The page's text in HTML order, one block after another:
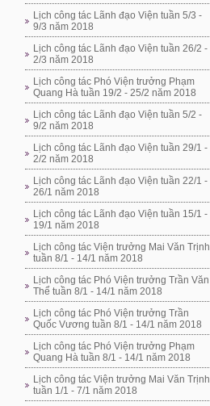
Lịch công tác Lãnh đạo Viện tuần 5/3 -
9/3 năm 2018
Lịch công tác Lãnh đạo Viện tuần 26/2 -
2/3 năm 2018
Lịch công tác Phó Viện trưởng Phạm
Quang Hà tuần 19/2 - 25/2 năm 2018
Lịch công tác Lãnh đạo Viện tuần 5/2 -
9/2 năm 2018
Lịch công tác Lãnh đạo Viện tuần 29/1 -
2/2 năm 2018
Lịch công tác Lãnh đạo Viện tuần 22/1 -
26/1 năm 2018
Lịch công tác Lãnh đạo Viện tuần 15/1 -
19/1 năm 2018
Lịch công tác Viện trưởng Mai Văn Trịnh
tuần 8/1 - 14/1 năm 2018
Lịch công tác Phó Viện trưởng Trần Văn
Thể tuần 8/1 - 14/1 năm 2018
Lịch công tác Phó Viện trưởng Trần
Quốc Vương tuần 8/1 - 14/1 năm 2018
Lịch công tác Phó Viện trưởng Phạm
Quang Hà tuần 8/1 - 14/1 năm 2018
Lịch công tác Viện trưởng Mai Văn Trịnh
tuần 1/1 - 7/1 năm 2018